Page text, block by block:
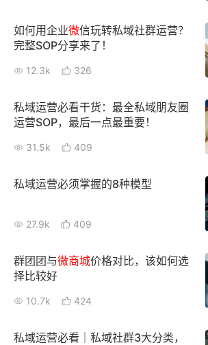
合作共进
入驻有赞
认证服务商 设计服务商
如何用企业微信玩转私域社群运营？
完整SOP分享来了！
12.3k 326
私域运营必看干货：最全私域朋友圈
运营SOP，最后一点最重要！
31.5k 409
私域运营必须掌握的8种模型
27.9k 409
群团团与微商城价格对比，该如何选
择比较好
10.7k 424
私域运营必看｜私域社群3大分类，